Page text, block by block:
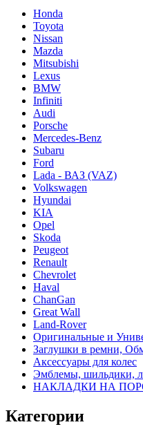
Honda
Toyota
Nissan
Mazda
Mitsubishi
Lexus
BMW
Infiniti
Audi
Porsche
Mercedes-Benz
Subaru
Ford
Lada - ВАЗ (VAZ)
Volkswagen
Hyundai
KIA
Opel
Skoda
Peugeot
Renault
Chevrolet
Haval
ChanGan
Great Wall
Land-Rover
Оригинальные и
Заглушки в ремни,
Аксессуары для колес
Эмблемы, шильдики,
НАКЛАДКИ НА
Категории